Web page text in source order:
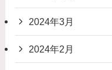
2024年3月
2024年2月